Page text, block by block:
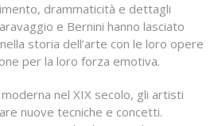
drammaticità e dettagli
e Bernini hanno lasciato
storia dell’arte con le loro opere
per la loro forza emotiva.
moderna nel XIX secolo, gli artisti
nuove tecniche e concetti.